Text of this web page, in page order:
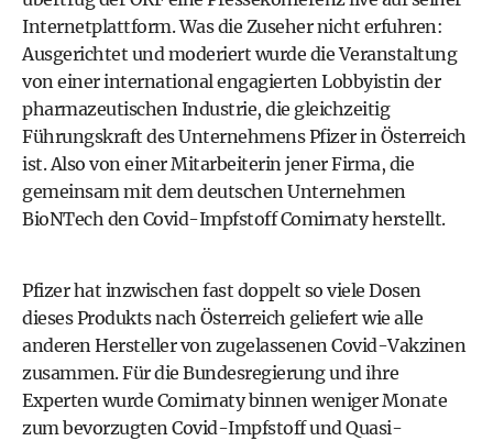
Internetplattform. Was die Zuseher nicht erfuhren:
Ausgerichtet und moderiert wurde die Veranstaltung
von einer international engagierten Lobbyistin der
pharmazeutischen Industrie, die gleichzeitig
Führungskraft des Unternehmens Pfizer in Österreich
ist. Also von einer Mitarbeiterin jener Firma, die
gemeinsam mit dem deutschen Unternehmen
BioNTech den Covid-Impfstoff Comirnaty herstellt.
Pfizer hat inzwischen fast doppelt so viele Dosen
dieses Produkts nach Österreich geliefert wie alle
anderen Hersteller von zugelassenen Covid-Vakzinen
zusammen. Für die Bundesregierung und ihre
Experten wurde Comirnaty binnen weniger Monate
zum bevorzugten Covid-Impfstoff und Quasi-